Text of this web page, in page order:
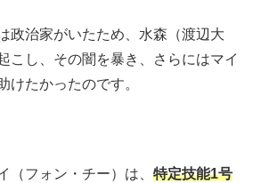
政治家がいたため、水森（渡辺大
こし、その闇を暴き、さらにはマイ
けたかったのです。
（フォン・チー）は、 特定技能1号